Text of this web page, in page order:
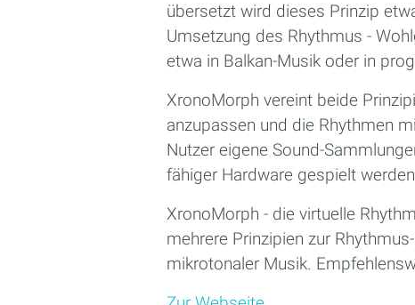
übersetzt wird dieses Prinzip
Umsetzung des Rhythmus -
etwa in Balkan-Musik oder in
XronoMorph vereint beide
anzupassen und die Rhythmen
Nutzer eigene Sound-
fähiger Hardware gespielt
XronoMorph - die virtuelle
mehrere Prinzipien zur
mikrotonaler Musik.